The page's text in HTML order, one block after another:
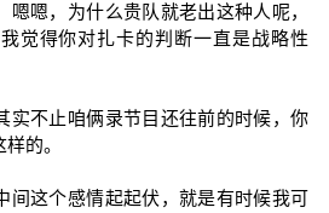
嗯嗯，为什么贵队就老出这种人呢，
觉得你对扎卡的判断一直是战略性
实不止咱俩录节目还往前的时候，你
的。
间这个感情起起伏，就是有时候我可